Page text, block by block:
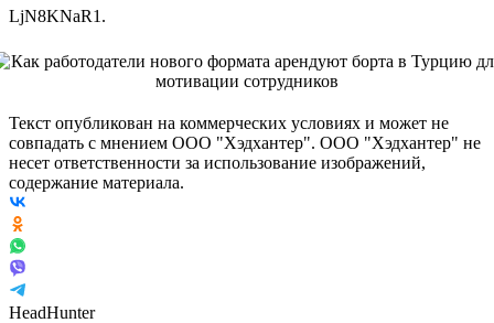
LjN8KNaR1.
Текст опубликован на коммерческих условиях и может не
совпадать с мнением ООО "Хэдхантер". ООО "Хэдхантер" не
несет ответственности за использование изображений,
содержание материала.
HeadHunter